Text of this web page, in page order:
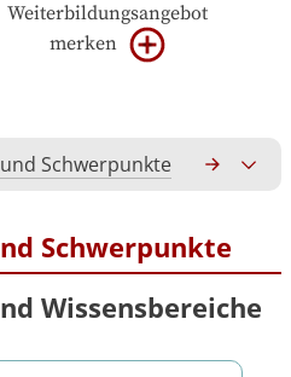
Weiterbildungsangebot
merken
Schwerpunkte
Schwerpunkte
Wissensbereiche